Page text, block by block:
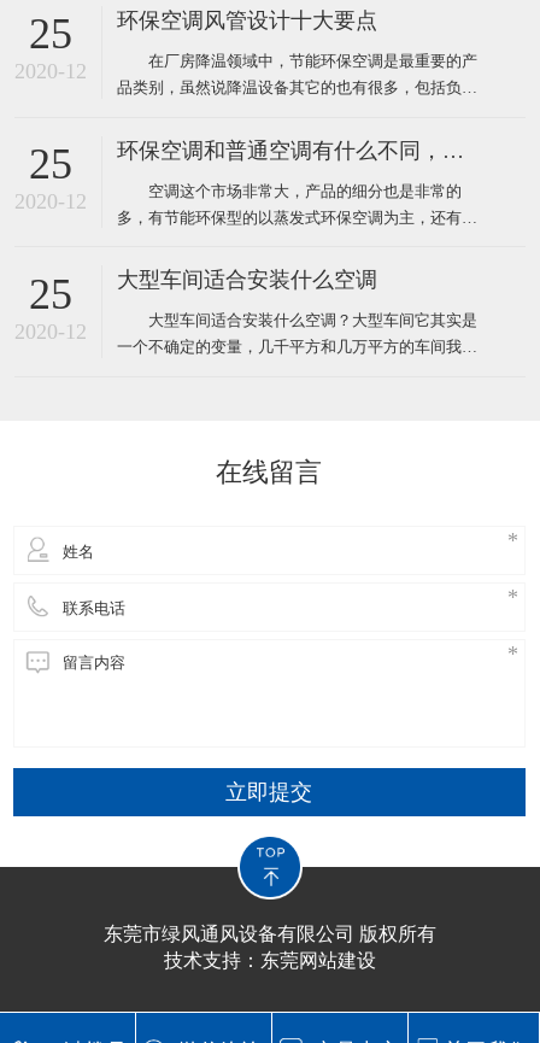
只需要挑选到质量比较好的品牌就靠谱了，而工业上
使用环保空调就不一样了，因为它安装和使用环境都
要比家用更复杂，所以一般工业厂房降温安装的环保
空调工程都需要根据环境
25
2020-12
环保空调风管设计十大要点
在厂房降温领域中，节能环保空调是最重要的产
品类别，虽然说降温设备其它的也有很多，包括负压
备。对于很多工业车间或者中小企业来说，节能环保
空调目前仍然占据重要地位。那么环保空调在设计安
装中有什么需要注意的呢？ 1、环保空调的送风
管道材料一般采用
25
2020-12
环保空调和普通空调有什么不同，该怎么选
空调这个市场非常大，产品的细分也是非常的
多，有节能环保型的以蒸发式环保空调为主，还有传
等，那环保空调和普通空调到底有什么不同！这里说
的普通空调其实大多指就是压缩机空调，因为先入为
主我们经常去的商场啊，办公室、家里都装的压缩机
型的空调，所以很多人反
25
2020-12
大型车间适合安装什么空调
大型车间适合安装什么空调？大型车间它其实是
一个不确定的变量，几千平方和几万平方的车间我们
调呢！其实根据绿风通风
在线留言
立即提交
东莞市绿风通风设备有限公司 版权所有
技术支持： 东莞网站建设​